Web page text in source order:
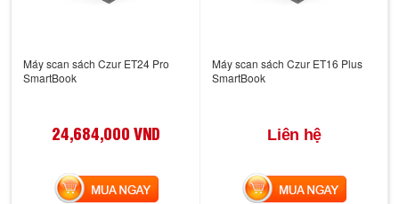
Máy scan sách Czur ET24 Pro
SmartBook
24,684,000 VND
MUA NGAY
Máy scan sách Czur ET16 Plus
SmartBook
Liên hệ
MUA NGAY